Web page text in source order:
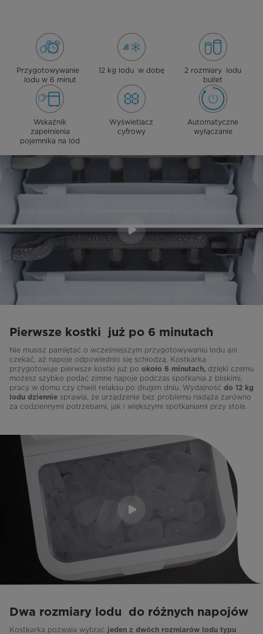
Przygotowywanie
lodu w 6 minut
12 kg lodu w dobę
2 rozmiary lodu
bullet
Wskaźnik
zapełnienia
pojemnika na lód
Wyświetlacz
cyfrowy
Automatyczne
wyłączanie
Pierwsze kostki już po 6 minutach
Nie musisz pamiętać o wcześniejszym przygotowywaniu lodu ani
czekać, aż napoje odpowiednio się schłodzą. Kostkarka
przygotowuje pierwsze kostki już po około 6 minutach, dzięki czemu
możesz szybko podać zimne napoje podczas spotkania z bliskimi,
pracy w domu czy chwili relaksu po długim dniu. Wydajność do 12 kg
lodu dziennie sprawia, że urządzenie bez problemu nadąża zarówno
za codziennymi potrzebami, jak i większymi spotkaniami przy stole.
Dwa rozmiary lodu do różnych napojów
Kostkarka pozwala wybrać jeden z dwóch rozmiarów lodu typu